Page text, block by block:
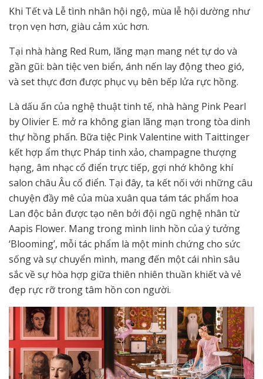
Khi Tết và Lễ tình nhân hội ngộ, mùa lễ hội dường như
trọn vẹn hơn, giàu cảm xúc hơn.
Tại nhà hàng Red Rum, lãng mạn mang nét tự do và
gần gũi: bàn tiệc ven biển, ánh nến lay động theo gió,
và set thực đơn được phục vụ bên bếp lửa rực hồng.
Là dấu ấn của nghệ thuật tinh tế, nhà hàng Pink Pearl
by Olivier E. mở ra không gian lãng mạn trong tòa dinh
thự hồng phấn. Bữa tiệc Pink Valentine with Taittinger
kết hợp ẩm thực Pháp tinh xảo, champagne thượng
hạng, âm nhạc cổ điển trực tiếp, gợi nhớ không khí
salon châu Âu cổ điển. Tại đây, ta kết nối với những câu
chuyện đầy mê của mùa xuân qua tám tác phẩm hoa
Lan độc bản được tạo nên bởi đội ngũ nghệ nhân từ
Aapis Flower. Mang trong mình linh hồn của ý tưởng
‘Blooming’, mỗi tác phẩm là một minh chứng cho sức
sống và sự chuyển mình, mang đến một cái nhìn sâu
sắc về sự hòa hợp giữa thiên nhiên thuần khiết và vẻ
đẹp rực rỡ trong tâm hồn con người.